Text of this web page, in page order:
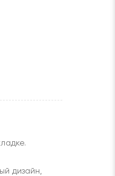
дизайн,